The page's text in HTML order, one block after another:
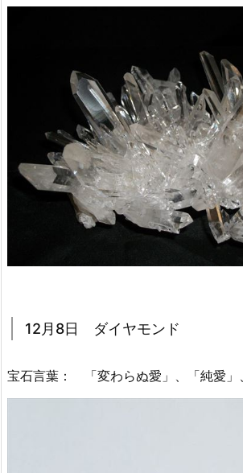
12月8日 ダイヤモンド
宝石言葉： 「変わらぬ愛」、「純愛」